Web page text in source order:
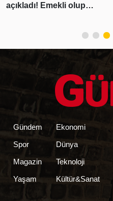
açıkladı! Emekli olup…
Gündem
Spor
Magazin
Yaşam
Ekonomi
Dünya
Teknoloji
Kültür&Sanat